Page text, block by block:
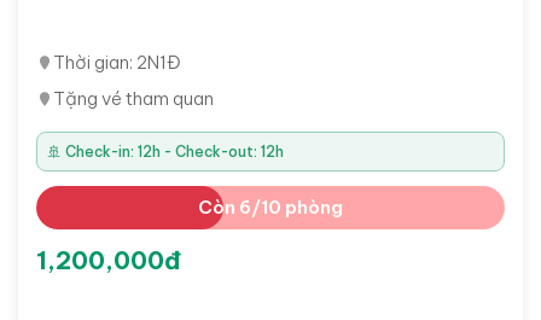
Thời gian: 2N1Đ
Tặng vé tham quan
🚢 Check-in: 12h - Check-out: 12h
Còn 6/10 phòng
1,200,000đ